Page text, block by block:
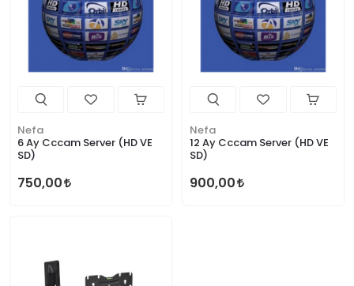
Nefa
6 Ay Cccam Server (HD VE
SD)
750,00
Nefa
12 Ay Cccam Server (HD VE
SD)
900,00